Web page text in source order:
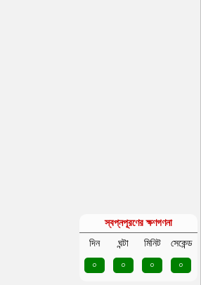
স্বপ্নপূরণের ক্ষণগণনা
দিন
ঘন্টা মিনিট
সেকেন্ড
০
০ ০ ০